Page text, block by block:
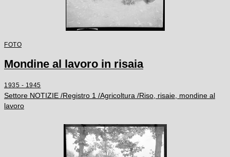
FOTO
Mondine al lavoro in risaia
1935 - 1945
Settore NOTIZIE /Registro 1 /Agricoltura /Riso, risaie, mondine al
lavoro